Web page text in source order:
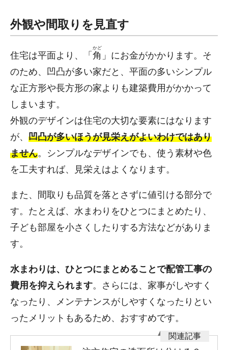
外観や間取りを見直す
住宅は平面より、「 角
かど
」にお金がかかります。そ
のため、凹凸が多い家だと、平面の多いシンプル
な正方形や長方形の家よりも建築費用がかかって
しまいます。
外観のデザインは住宅の大切な要素にはなります
が、 凹凸が多いほうが見栄えがよいわけではあり
ません。シンプルなデザインでも、使う素材や色
を工夫すれば、見栄えはよくなります。
また、間取りも品質を落とさずに値引ける部分で
す。たとえば、水まわりをひとつにまとめたり、
子ども部屋を小さくしたりする方法などがありま
す。
水まわりは、ひとつにまとめることで配管工事の
費用を抑えられます。さらには、家事がしやすく
なったり、メンテナンスがしやすくなったりとい
ったメリットもあるため、おすすめです。